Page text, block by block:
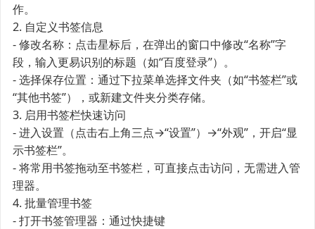
作。
2. 自定义书签信息
- 修改名称：点击星标后，在弹出的窗口中修改“名称”字
段，输入更易识别的标题（如“百度登录”）。
- 选择保存位置：通过下拉菜单选择文件夹（如“书签栏”或
“其他书签”），或新建文件夹分类存储。
3. 启用书签栏快速访问
- 进入设置（点击右上角三点→“设置”）→“外观”，开启“显
示书签栏”。
- 将常用书签拖动至书签栏，可直接点击访问，无需进入管
理器。
4. 批量管理书签
- 打开书签管理器：通过快捷键